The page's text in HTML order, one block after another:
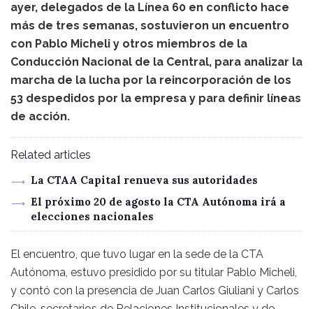
ayer, delegados de la Línea 60 en conflicto hace
más de tres semanas, sostuvieron un encuentro
con Pablo Micheli y otros miembros de la
Conducción Nacional de la Central, para analizar la
marcha de la lucha por la reincorporación de los
53 despedidos por la empresa y para definir líneas
de acción.
Related articles
La CTAA Capital renueva sus autoridades
El próximo 20 de agosto la CTA Autónoma irá a
elecciones nacionales
El encuentro, que tuvo lugar en la sede de la CTA
Autónoma, estuvo presidido por su titular Pablo Micheli,
y contó con la presencia de Juan Carlos Giuliani y Carlos